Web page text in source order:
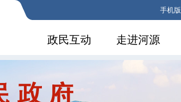
手机版
走进河源
政民互动